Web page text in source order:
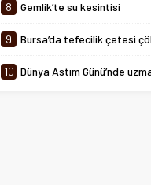
8 Gemlik’te su kesintisi
9 Bursa’da tefecilik çetesi
10 Dünya Astım Günü’nde